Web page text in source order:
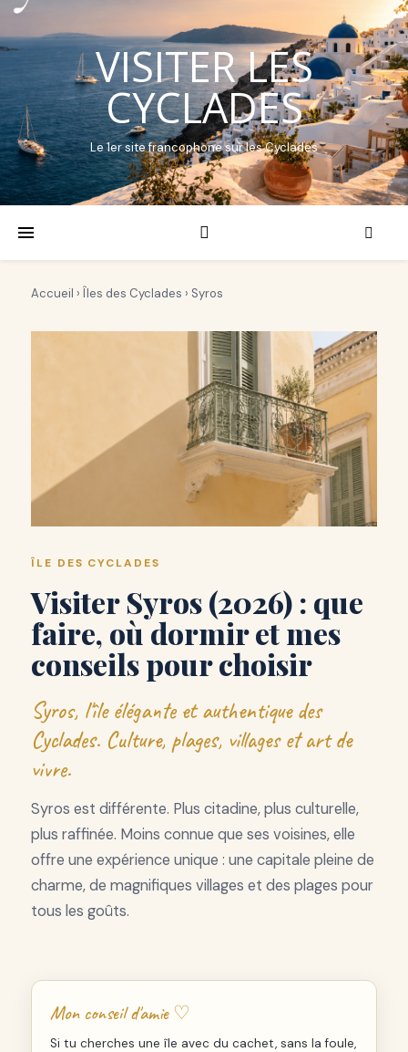
VISITER LES
CYCLADES
Le 1er site francophone sur les Cyclades
Accueil › Îles des Cyclades › Syros
ÎLE DES CYCLADES
Visiter Syros (2026) : que
faire, où dormir et mes
conseils pour choisir
Syros, l'île élégante et authentique des
Cyclades. Culture, plages, villages et art de
vivre.
Syros est différente. Plus citadine, plus culturelle,
plus raffinée. Moins connue que ses voisines, elle
offre une expérience unique : une capitale pleine de
charme, de magnifiques villages et des plages pour
tous les goûts.
Mon conseil d'amie ♡
Si tu cherches une île avec du cachet, sans la foule,